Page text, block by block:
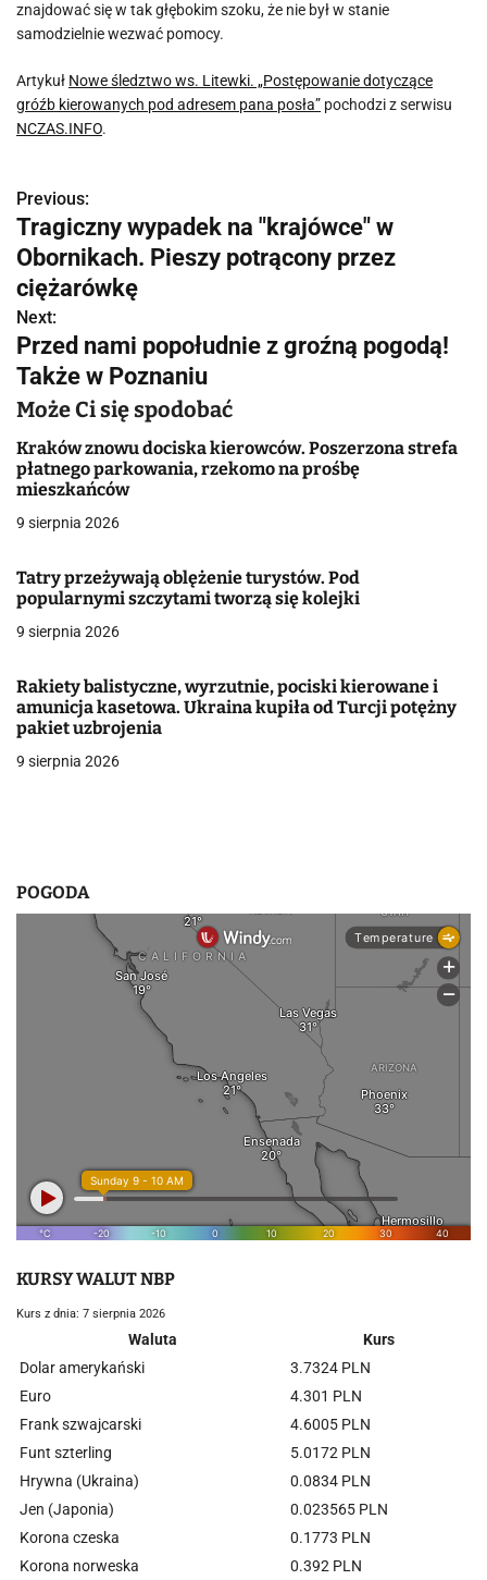
znajdować się w tak głębokim szoku, że nie był w stanie
samodzielnie wezwać pomocy.
Artykuł Nowe śledztwo ws. Litewki. „Postępowanie dotyczące
gróźb kierowanych pod adresem pana posła” pochodzi z serwisu
NCZAS.INFO.
N
a
w
i
g
a
c
j
a
w
p
s
u
Previous:
Tragiczny wypadek na "krajówce" w
Obornikach. Pieszy potrącony przez
ciężarówkę
Next:
Przed nami popołudnie z groźną pogodą!
Także w Poznaniu
Może Ci się spodobać
Kraków znowu dociska kierowców. Poszerzona strefa
płatnego parkowania, rzekomo na prośbę
mieszkańców
9 sierpnia 2026
Tatry przeżywają oblężenie turystów. Pod
popularnymi szczytami tworzą się kolejki
9 sierpnia 2026
Rakiety balistyczne, wyrzutnie, pociski kierowane i
amunicja kasetowa. Ukraina kupiła od Turcji potężny
pakiet uzbrojenia
9 sierpnia 2026
POGODA
KURSY WALUT NBP
Kurs z dnia: 7 sierpnia 2026
Waluta
Kurs
Dolar amerykański
3.7324 PLN
Euro
4.301 PLN
Frank szwajcarski
4.6005 PLN
Funt szterling
5.0172 PLN
Hrywna (Ukraina)
0.0834 PLN
Jen (Japonia)
0.023565 PLN
Korona czeska
0.1773 PLN
Korona norweska
0.392 PLN